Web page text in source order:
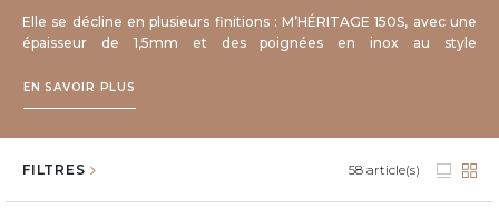
Elle se décline en plusieurs finitions : M’HÉRITAGE 150S, avec une
épaisseur de 1,5mm et des poignées en inox au style
poignées en bronze au charme plus classique, et M’HÉRITAGE
200B, en version 2mm pour une inertie thermique renforcée,
Pensée pour durer, cette collection allie performance, raffinement
EN SAVOIR PLUS
Halogène
FILTRES 58 article(s)